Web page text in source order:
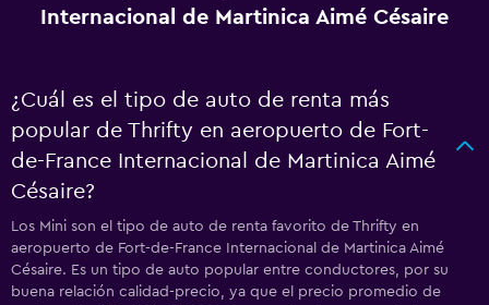
Internacional de Martinica Aimé Césaire
¿Cuál es el tipo de auto de renta más
popular de Thrifty en aeropuerto de Fort-
de-France Internacional de Martinica Aimé
Césaire?
Los Mini son el tipo de auto de renta favorito de Thrifty en
aeropuerto de Fort-de-France Internacional de Martinica Aimé
Césaire. Es un tipo de auto popular entre conductores, por su
buena relación calidad-precio, ya que el precio promedio de